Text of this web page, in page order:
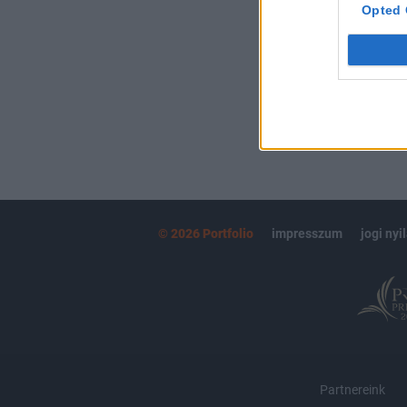
Opted
MÁR
© 2026 Portfolio impresszum jogi
Partnereink